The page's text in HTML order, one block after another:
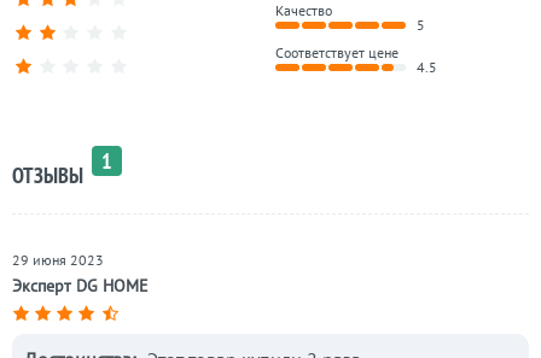
Качество
5
Соответствует цене
4.5
ОТЗЫВЫ
1
Эксперт DG HOME
29 июня 2023